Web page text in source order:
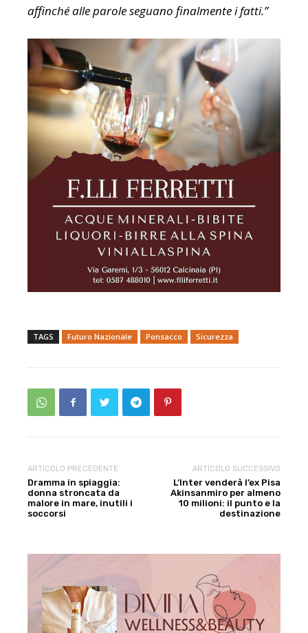
affinché alle parole seguano finalmente i fatti.”
TAGS Futuro Nazionale Ponsacco Sicurezza
ARTICOLO PRECEDENTE
Dramma in spiaggia:
donna stroncata da
malore in mare, inutili i
soccorsi
ARTICOLO SUCCESSIVO
L’Inter venderà l’ex Pisa
Akinsanmiro per almeno
10 milioni: il punto e la
destinazione